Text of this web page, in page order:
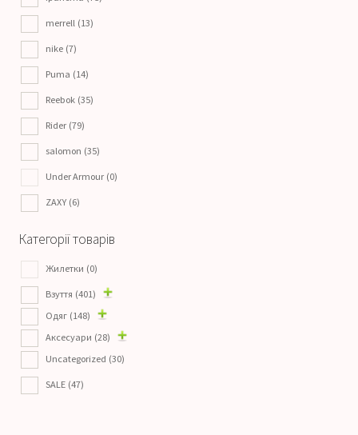
merrell (13)
nike (7)
Puma (14)
Reebok (35)
Rider (79)
salomon (35)
Under Armour (0)
ZAXY (6)
Категорії товарів
Жилетки (0)
Взуття (401)
Одяг (148)
Аксесуари (28)
Uncategorized (30)
SALE (47)